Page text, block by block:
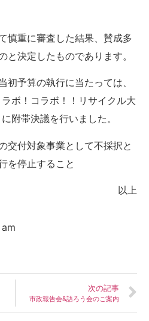
慎重に審査した結果、賛成多
と決定したものであります。
初予算の執行に当たっては、
ボ！コラボ！！リサイクル大
附帯決議を行いました。
付対象事業として不採択と
を停止すること
以上
次の記事
市政報告会&語ろう会のご案内